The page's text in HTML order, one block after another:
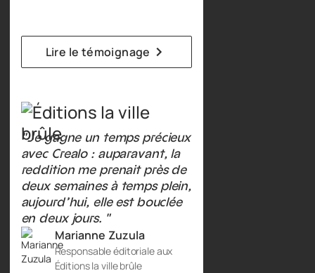
Lire le témoignage
" Je gagne un temps précieux
avec Crealo : auparavant, la
reddition me prenait près de
deux semaines à temps plein,
aujourd’hui, elle est bouclée
en deux jours. "
Marianne Zuzula
Responsable éditoriale aux
Éditions la ville brûle